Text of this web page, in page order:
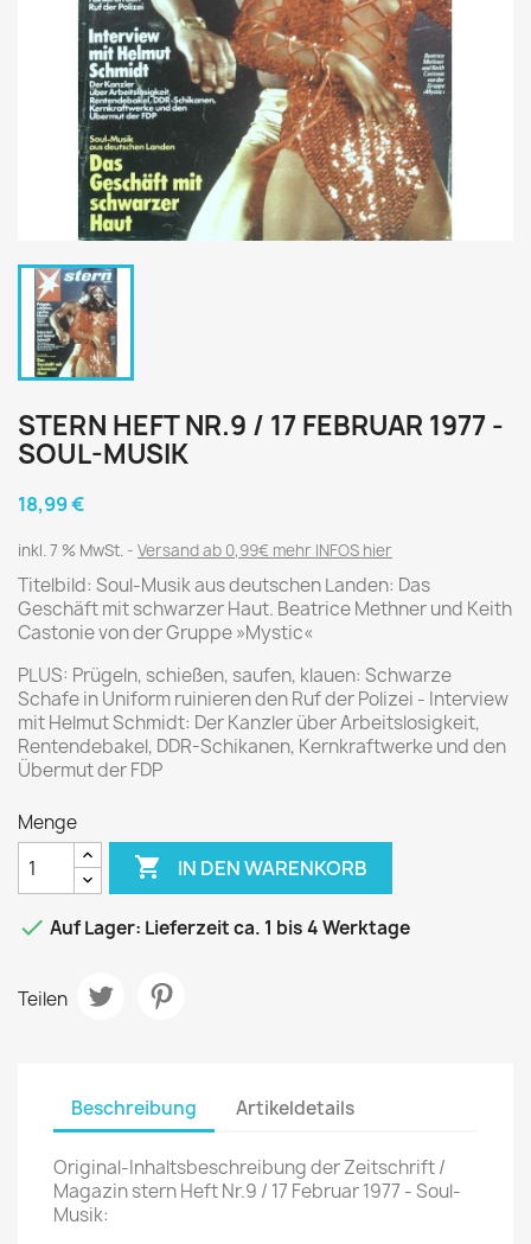
STERN HEFT NR.9 / 17 FEBRUAR 1977 -
SOUL-MUSIK
18,99 €
inkl. 7 % MwSt. Versand ab 0,99€ mehr INFOS hier
Titelbild: Soul-Musik aus deutschen Landen: Das
Geschäft mit schwarzer Haut. Beatrice Methner und Keith
Castonie von der Gruppe »Mystic«
PLUS: Prügeln, schießen, saufen, klauen: Schwarze
Schafe in Uniform ruinieren den Ruf der Polizei - Interview
mit Helmut Schmidt: Der Kanzler über Arbeitslosigkeit,
Rentendebakel, DDR-Schikanen, Kernkraftwerke und den
Übermut der FDP
Menge
 IN DEN WARENKORB
 Auf Lager: Lieferzeit ca. 1 bis 4 Werktage
Teilen
Beschreibung Artikeldetails
Original-Inhaltsbeschreibung der Zeitschrift /
Magazin stern Heft Nr.9 / 17 Februar 1977 - Soul-
Musik: